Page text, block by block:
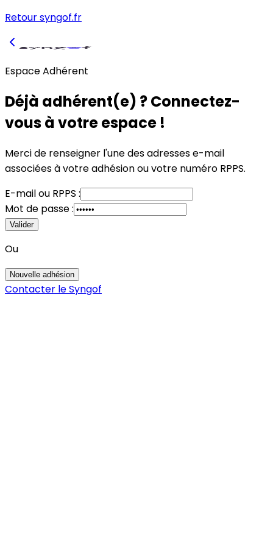
Retour syngof.fr
Espace Adhérent
Déjà adhérent(e) ? Connectez-
vous à votre espace !
Merci de renseigner l'une des adresses e-mail
associées à votre adhésionouvotre numéro RPPS.
E-mailou RPPS :
Mot de passe :
Valider
Ou
Nouvelle adhésion
Contacter le Syngof